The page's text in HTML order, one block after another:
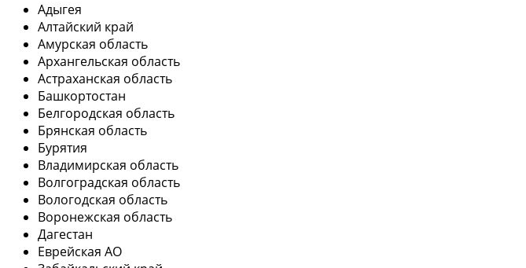
Адыгея
Алтайский край
Амурская область
Архангельская область
Астраханская область
Башкортостан
Белгородская область
Брянская область
Бурятия
Владимирская область
Волгоградская область
Вологодская область
Воронежская область
Дагестан
Еврейская АО